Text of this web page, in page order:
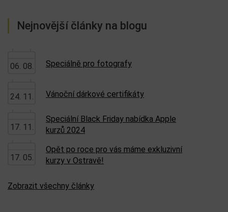
Nejnovější články na blogu
06. 08. Speciálně pro fotografy
24. 11. Vánoční dárkové certifikáty
17. 11.
Speciální Black Friday nabídka Apple
kurzů 2024
17. 05.
Opět po roce pro vás máme exkluzivní
kurzy v Ostravě!
Zobrazit všechny články